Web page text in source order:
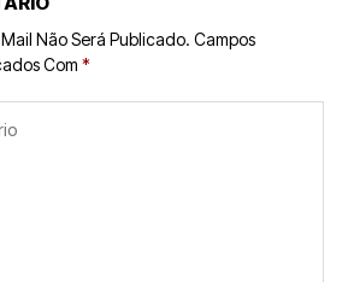
Não Será Publicado. Campos
Com *